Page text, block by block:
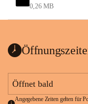
0,26 MB
Öffnet bald
Angegebene Zeiten gelten für